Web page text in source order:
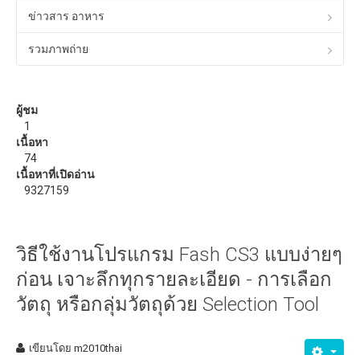
Tips! ดีๆสำหรับคุณ
Tips Windows XP
ดาวน์โหลด
eBooks หรือหนังสือน่าอ่าน
ข่าวสาร อาหาร
รวมภาพถ่าย
ผู้ชม
1
เนื้อหา
74
เนื้อหาที่เปิดอ่าน
9327159
วิธีใช้งานโปรแกรม Fash CS3 แบบง่ายๆ
ก่อน เจาะลึกทุกรายละเอียด - การเลือก
วัตถุ หรือกลุ่มวัตถุด้วย Selection Tool
เขียนโดยm2010thai